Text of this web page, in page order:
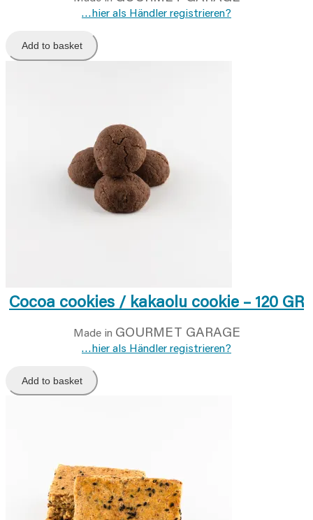
…hier als Händler registrieren?
Add to basket
Cocoa cookies / kakaolu cookie – 120 GR
Made in GOURMET GARAGE
…hier als Händler registrieren?
Add to basket